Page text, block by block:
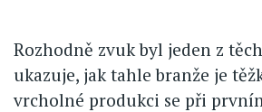
Rozhodně zvuk byl jeden z
ukazuje, jak tahle branže je
vrcholné produkci se při